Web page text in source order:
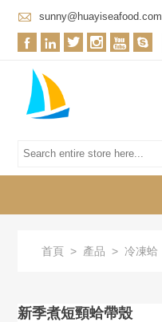
 sunny@huayiseafood.com
     
首頁 > 產品 > 冷凍蛤
新季煮短頸蛤帶殼